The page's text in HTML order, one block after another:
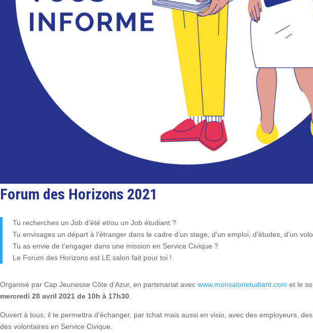
Forum des Horizons 2021
Tu recherches un Job d’été et/ou un Job étudiant ?
Tu envisages un départ à l’étranger dans le cadre d’un stage, d’un emploi, d’études, d’un
Tu as envie de t’engager dans une mission en Service Civique ?
Le Forum des Horizons est LE salon fait pour toi !
Organisé par Cap Jeunesse Côte d’Azur, en partenariat avec www.monsalonetudiant.com et le
mercredi 28 avril 2021 de 10h à 17h30
Ouvert à tous, il te permettra d’échanger, par tchat mais aussi en visio, avec des employeurs,
des volontaires en Service Civique.